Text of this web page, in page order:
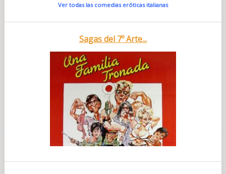
Ver todas las comedias eróticas italianas
Sagas del 7º Arte...